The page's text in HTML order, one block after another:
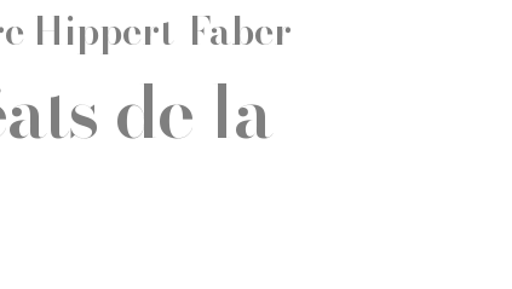
Hippert-Faber
de la